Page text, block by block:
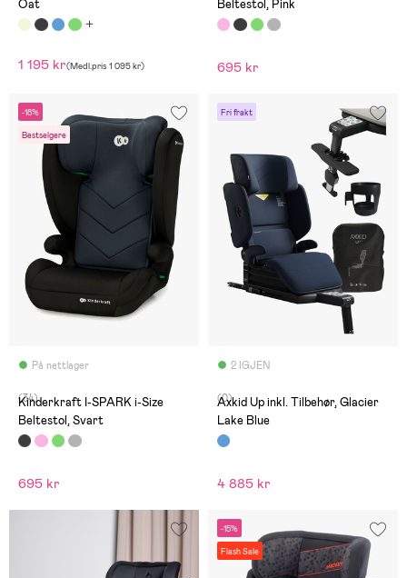
Oat
1 195 kr(Medl.pris 1 095 kr)
Beltestol, Pink
695 kr
-18%
Bestselgere
På nettlager
(34)
Kinderkraft I-SPARK i-Size
Beltestol, Svart
695 kr
Fri frakt
2 IGJEN
(0)
Axkid Up inkl. Tilbehør, Glacier
Lake Blue
4 885 kr
-15%
Flash Sale